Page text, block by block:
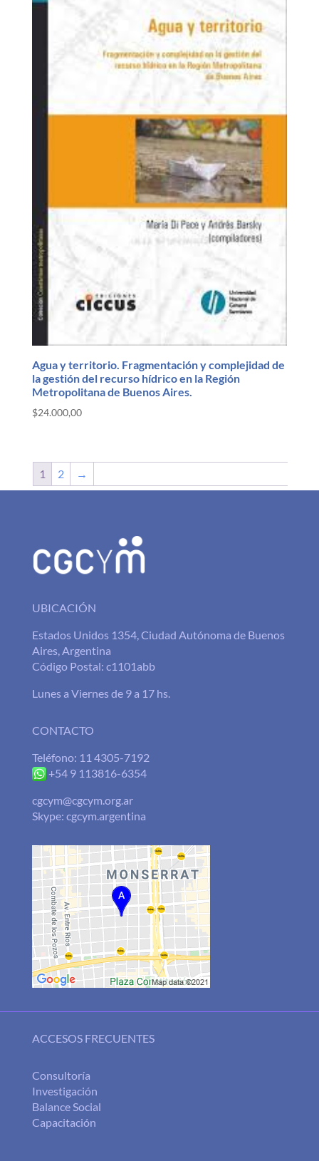
Agua y territorio. Fragmentación y complejidad de
la gestión del recurso hídrico en la Región
Metropolitana de Buenos Aires.
$24.000,00
1 2 →
UBICACIÓN
Estados Unidos 1354, Ciudad Autónoma de Buenos
Aires, Argentina
Código Postal: c1101abb
Lunes a Viernes de 9 a 17 hs.
CONTACTO
Teléfono: 11 4305-7192
+54 9 113816-6354
cgcym@cgcym.org.ar
Skype: cgcym.argentina
ACCESOS FRECUENTES
Consultoría
Investigación
Balance Social
Capacitación